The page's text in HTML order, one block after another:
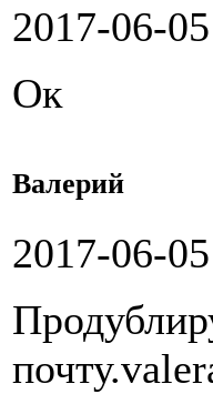
2017-06-
Ок
Валерий
2017-06-